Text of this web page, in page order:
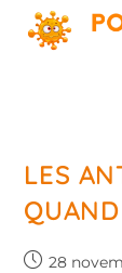
LES
28